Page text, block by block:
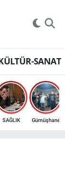
SANAT
SAĞLIK Gümüşhane